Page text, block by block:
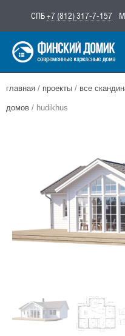
содержимому
СПБ+7 (812) 317-7-157
главная / проекты / все
домов / hudikhus